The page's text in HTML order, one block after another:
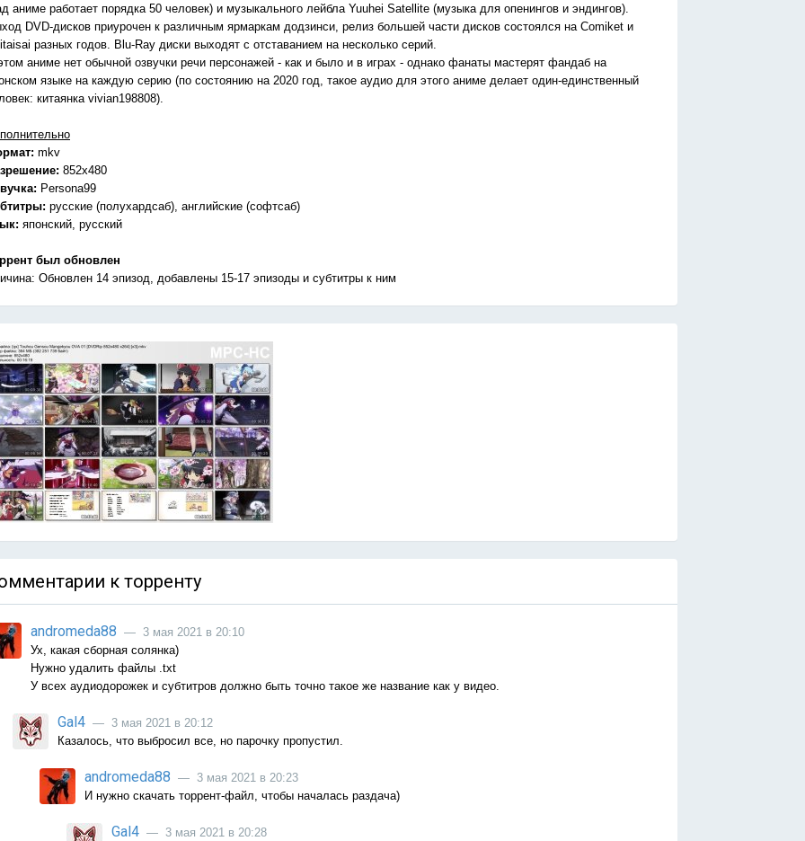
аниме работает порядка 50 человек) и музыкального лейбла Yuuhei Satellite (музыка для опенингов и эндингов).
DVD-дисков приурочен к различным ярмаркам додзинси, релиз большей части дисков состоялся на Comiket и
разных годов. Blu-Ray диски выходят с отставанием на несколько серий.
аниме нет обычной озвучки речи персонажей - как и было и в играх - однако фанаты мастерят фандаб на
языке на каждую серию (по состоянию на 2020 год, такое аудио для этого аниме делает один-единственный
китаянка vivian198808).
mkv
852x480
Persona99
русские (полухардсаб), английские (софтсаб)
японский, русский
был обновлен
Обновлен 14 эпизод, добавлены 15-17 эпизоды и субтитры к ним
к торренту
andromeda88 — 3 мая 2021 в 20:10
Ух, какая сборная солянка)
Нужно удалить файлы .txt
У всех аудиодорожек и субтитров должно быть точно такое же название как у видео.
Gal4 — 3 мая 2021 в 20:12
Казалось, что выбросил все, но парочку пропустил.
andromeda88 — 3 мая 2021 в 20:23
И нужно скачать торрент-файл, чтобы началась раздача)
Gal4 — 3 мая 2021 в 20:28